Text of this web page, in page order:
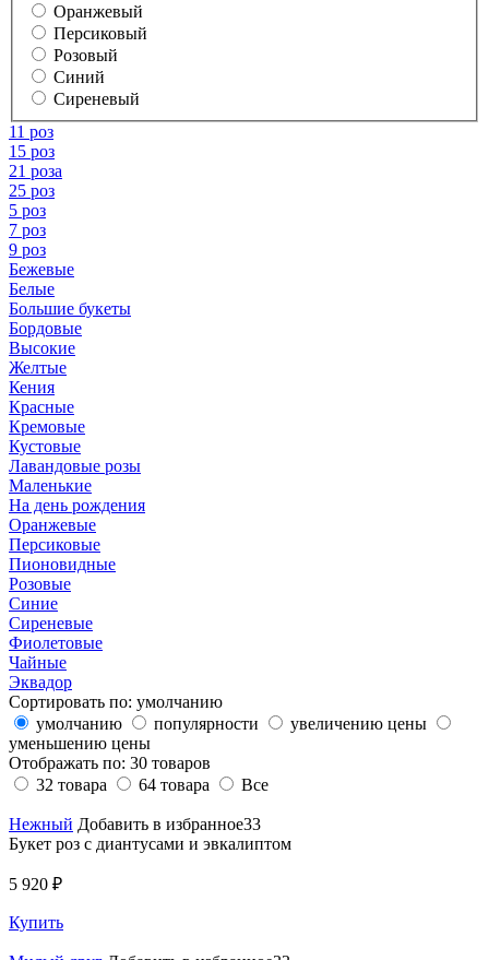
Оранжевый
Персиковый
Розовый
Синий
Сиреневый
11 роз
15 роз
21 роза
25 роз
5 роз
7 роз
9 роз
Бежевые
Белые
Большие букеты
Бордовые
Высокие
Желтые
Кения
Красные
Кремовые
Кустовые
Лавандовые розы
Маленькие
На день рождения
Оранжевые
Персиковые
Пионовидные
Розовые
Синие
Сиреневые
Фиолетовые
Чайные
Эквадор
Сортировать по: умолчанию
умолчанию
популярности
увеличению цены
уменьшению цены
Отображать по: 30 товаров
32 товара
64 товара Все
Нежный Добавить в избранное33
Букет роз с диантусами и эвкалиптом
5 920 ₽
Купить